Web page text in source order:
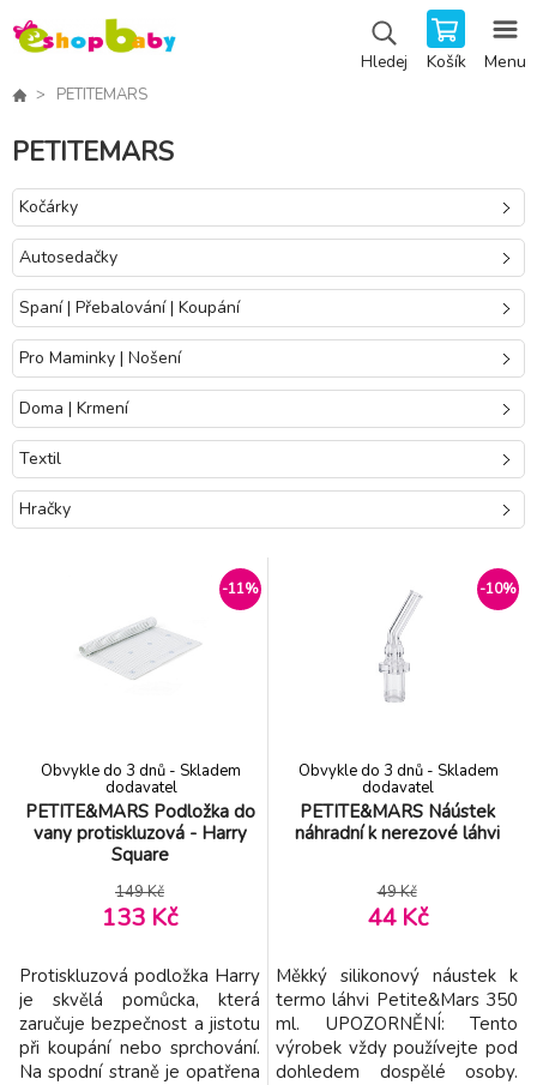
Hledej Košík Menu
PETITEMARS
PETITEMARS
Kočárky
Autosedačky
Spaní | Přebalování | Koupání
Pro Maminky | Nošení
Doma | Krmení
Textil
Hračky
-11%
PETITE&MARS Podložka do
vany protiskluzová - Harry
Square
Obvykle do 3 dnů - Skladem
dodavatel
149 Kč
133 Kč
Protiskluzová podložka Harry
je skvělá pomůcka, která
zaručuje bezpečnost a jistotu
při koupání nebo sprchování.
Na spodní straně je opatřena
-10%
PETITE&MARS Náústek
náhradní k nerezové láhvi
Obvykle do 3 dnů - Skladem
dodavatel
49 Kč
44 Kč
Měkký silikonový náustek k
termo láhvi Petite&Mars 350
ml. UPOZORNĚNÍ: Tento
výrobek vždy používejte pod
dohledem dospělé osoby.